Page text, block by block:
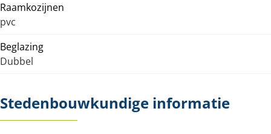
Raamkozijnen
pvc
Beglazing
Dubbel
Stedenbouwkundige informatie